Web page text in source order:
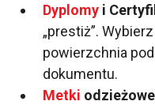
Dyplomy i
„prestiż”. Wybierz
powierzchnia
dokumentu.
Metki